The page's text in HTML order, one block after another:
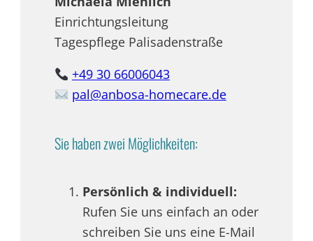
Einrichtungsleitung
Tagespflege Palisadenstraße
+49 30 66006043
pal@anbosa-homecare.de
Sie haben zwei Möglichkeiten:
Persönlich & individuell:
Rufen Sie uns einfach an oder
schreiben Sie uns eine E-Mail